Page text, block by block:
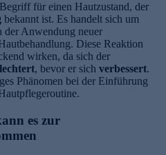
für einen Hautzustand, der
bekannt ist. Es handelt sich um
der Anwendung neuer
Diese Reaktion
wirken, da sich der
, bevor er sich verbessert.
Phänomen bei der Einführung
es zur